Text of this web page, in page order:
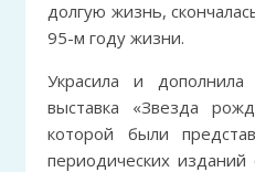
долгую жизнь,
95-м году жизни.
Украсила и
выставка «Звезда
которой были
периодических